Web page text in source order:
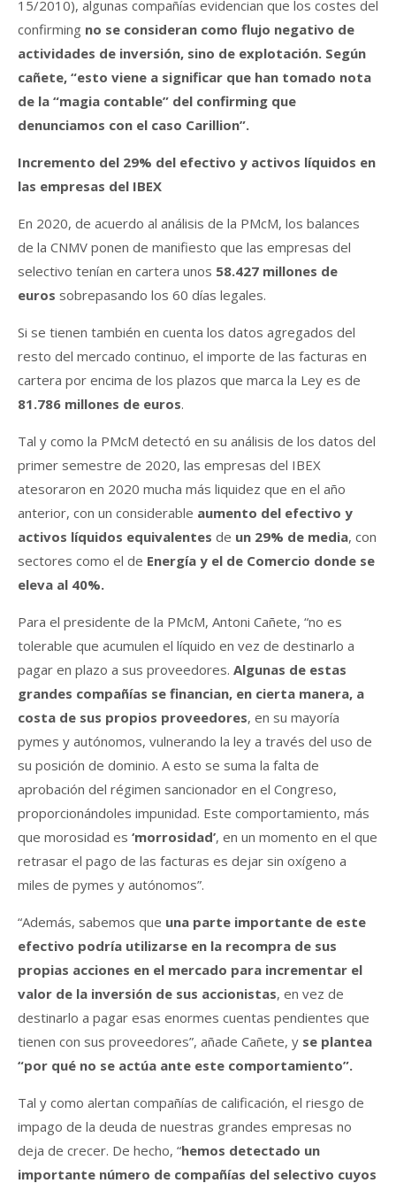
15/2010), algunas compañías evidencian que los costes del
confirming no se consideran como flujo negativo de
actividades de inversión, sino de explotación. Según
cañete, “esto viene a significar que han tomado nota
de la “magia contable” del confirming que
denunciamos con el caso Carillion”.
Incremento del 29% del efectivo y activos líquidos en
las empresas del IBEX
En 2020, de acuerdo al análisis de la PMcM, los balances
de la CNMV ponen de manifiesto que las empresas del
selectivo tenían en cartera unos 58.427 millones de
euros sobrepasando los 60 días legales.
Si se tienen también en cuenta los datos agregados del
resto del mercado continuo, el importe de las facturas en
cartera por encima de los plazos que marca la Ley es de
81.786 millones de euros.
Tal y como la PMcM detectó en su análisis de los datos del
primer semestre de 2020, las empresas del IBEX
atesoraron en 2020 mucha más liquidez que en el año
anterior, con un considerable aumento del efectivo y
activos líquidos equivalentes de un 29% de media, con
sectores como el de Energía y el de Comercio donde se
eleva al 40%.
Para el presidente de la PMcM, Antoni Cañete, “no es
tolerable que acumulen el líquido en vez de destinarlo a
pagar en plazo a sus proveedores. Algunas de estas
grandes compañías se financian, en cierta manera, a
costa de sus propios proveedores, en su mayoría
pymes y autónomos, vulnerando la ley a través del uso de
su posición de dominio. A esto se suma la falta de
aprobación del régimen sancionador en el Congreso,
proporcionándoles impunidad. Este comportamiento, más
que morosidad es ‘morrosidad’, en un momento en el que
retrasar el pago de las facturas es dejar sin oxígeno a
miles de pymes y autónomos”.
“Además, sabemos que una parte importante de este
efectivo podría utilizarse en la recompra de sus
propias acciones en el mercado para incrementar el
valor de la inversión de sus accionistas, en vez de
destinarlo a pagar esas enormes cuentas pendientes que
tienen con sus proveedores”, añade Cañete, y se plantea
“por qué no se actúa ante este comportamiento”.
Tal y como alertan compañías de calificación, el riesgo de
impago de la deuda de nuestras grandes empresas no
deja de crecer. De hecho, “hemos detectado un
importante número de compañías del selectivo cuyos